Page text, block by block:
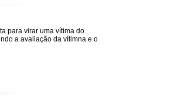
para virar uma vítima do
a avaliação da vítimna e o